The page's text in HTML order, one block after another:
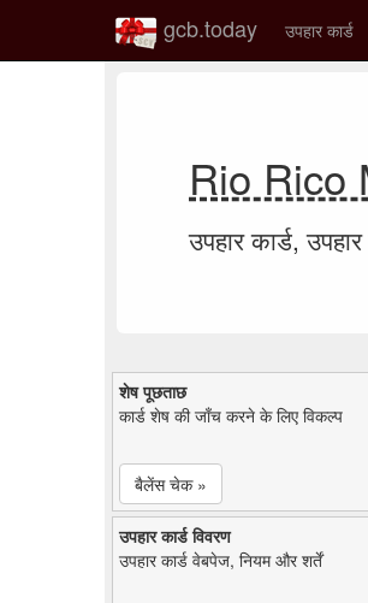
gcb.today उपहार कार्ड
Rio Rico
उपहार कार्ड,
शेष पूछताछ
कार्ड शेष की जाँच करने के लिए विकल्प
बैलेंस चेक »
उपहार कार्ड विवरण
उपहार कार्ड वेबपेज, नियम और शर्तें